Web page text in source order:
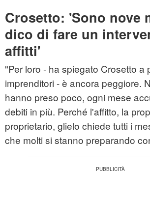
Crosetto: 'Sono nove
dico di fare un
affitti'
"Per loro - ha spiegato Crosetto a
imprenditori - è ancora peggiore.
hanno preso poco, ogni mese
debiti in più. Perché l'affitto, la
proprietario, glielo chiede tutti i
che molti si stanno preparando